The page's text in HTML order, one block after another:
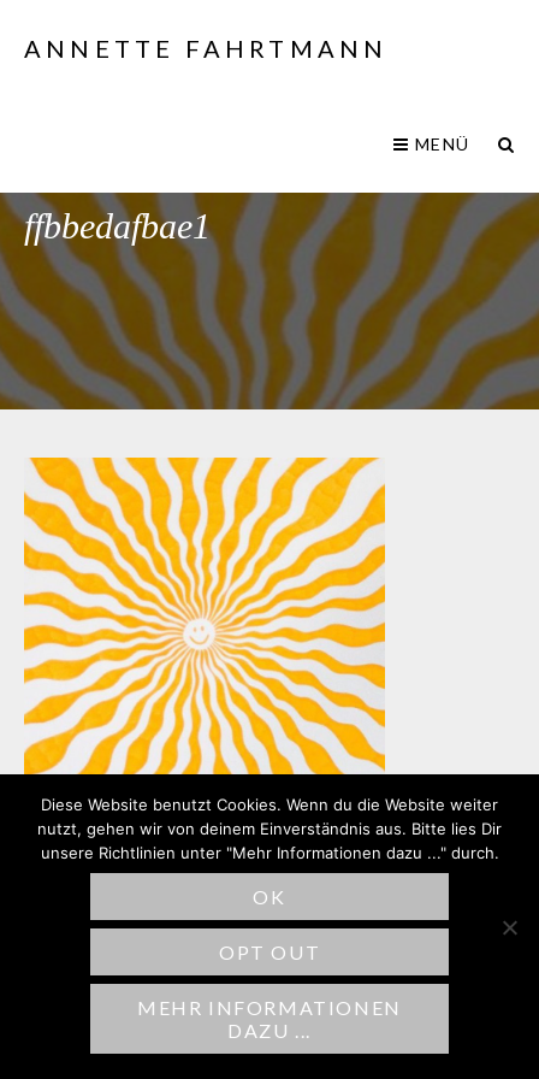
ANNETTE FAHRTMANN
MENÜ
ffbbedafbae1
SCHREIBE EINEN
KOMMENTAR
Deine E-Mail-Adresse wird nicht
veröffentlicht. Erforderliche Felder sind
Diese Website benutzt Cookies. Wenn du die Website weiter
nutzt, gehen wir von deinem Einverständnis aus. Bitte lies Dir
unsere Richtlinien unter "Mehr Informationen dazu ..." durch.
OK
OPT OUT
MEHR INFORMATIONEN
DAZU ...